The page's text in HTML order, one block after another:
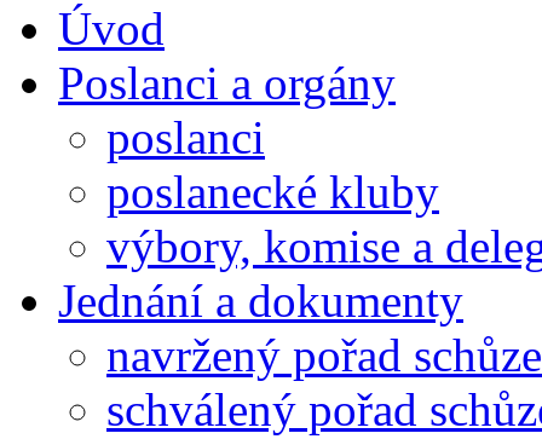
Úvod
Poslanci a orgány
poslanci
poslanecké kluby
výbory, komise a
Jednání a dokumenty
navržený pořad schůze
schválený pořad